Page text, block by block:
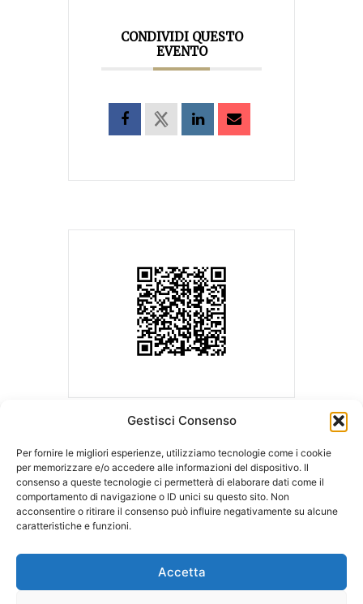
Gestisci Consenso
Per fornire le migliori esperienze, utilizziamo tecnologie come i cookie
per memorizzare e/o accedere alle informazioni del dispositivo. Il
consenso a queste tecnologie ci permetterà di elaborare dati come il
comportamento di navigazione o ID unici su questo sito. Non
acconsentire o ritirare il consenso può influire negativamente su alcune
caratteristiche e funzioni.
Accetta
CONDIVIDI QUESTO
EVENTO
ASLA | Associazione Studi Legali Associati
Sede Legale c/o Ordine degli Avvocati
di Milano
Sede operativa c/o LCA Studio
Tel: 348.7530626